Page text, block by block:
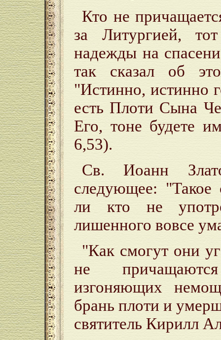
Кто не
за Литургией,
надежды на
так сказал об
"Истинно, истинно
есть Плоти Сына
Его, тоне будете
6,53).
Св. Иоанн
следующее: "Такое
ли кто не
лишенного вовсе
"Как смогут они
не
изгоняющих
брань плоти и
святитель Кирилл